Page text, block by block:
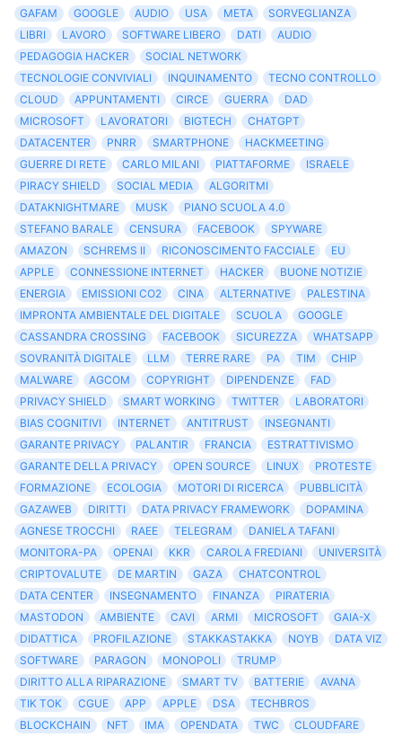
GAFAM GOOGLE AUDIO USA META
SORVEGLIANZA
LIBRI
LAVORO SOFTWARE LIBERO DATI
AUDIO
PEDAGOGIA HACKER
SOCIAL NETWORK
TECNOLOGIE CONVIVIALI
INQUINAMENTO
TECNO CONTROLLO
CLOUD
APPUNTAMENTI CIRCE GUERRA
DAD
MICROSOFT
LAVORATORI BIGTECH
CHATGPT
DATACENTER
PNRR SMARTPHONE
HACKMEETING
GUERRE DI RETE
CARLO MILANI PIATTAFORME
ISRAELE
PIRACY SHIELD
SOCIAL MEDIA
ALGORITMI
DATAKNIGHTMARE
MUSK
PIANO SCUOLA 4.0
STEFANO BARALE
CENSURA FACEBOOK
SPYWARE
AMAZON
SCHREMS II RICONOSCIMENTO FACCIALE
EU
APPLE
CONNESSIONE INTERNET HACKER
BUONE NOTIZIE
ENERGIA
EMISSIONI CO2 CINA ALTERNATIVE
PALESTINA
IMPRONTA AMBIENTALE DEL DIGITALE
SCUOLA
GOOGLE
CASSANDRA CROSSING
FACEBOOK SICUREZZA
WHATSAPP
SOVRANITÀ DIGITALE
LLM TERRE RARE PA TIM
CHIP
MALWARE
AGCOM COPYRIGHT DIPENDENZE
FAD
PRIVACY SHIELD
SMART WORKING TWITTER
LABORATORI
BIAS COGNITIVI
INTERNET ANTITRUST
INSEGNANTI
GARANTE PRIVACY
PALANTIR FRANCIA
ESTRATTIVISMO
GARANTE DELLA PRIVACY
OPEN SOURCE LINUX
PROTESTE
FORMAZIONE
ECOLOGIA MOTORI DI RICERCA
PUBBLICITÀ
GAZAWEB
DIRITTI DATA PRIVACY FRAMEWORK
DOPAMINA
AGNESE TROCCHI
RAEE TELEGRAM
DANIELA TAFANI
MONITORA-PA
OPENAI KKR CAROLA FREDIANI
UNIVERSITÀ
CRIPTOVALUTE
DE MARTIN GAZA
CHATCONTROL
DATA CENTER
INSEGNAMENTO FINANZA
PIRATERIA
MASTODON
AMBIENTE CAVI ARMI MICROSOFT
GAIA-X
DIDATTICA
PROFILAZIONE STAKKASTAKKA NOYB
DATA VIZ
SOFTWARE
PARAGON MONOPOLI
TRUMP
DIRITTO ALLA RIPARAZIONE
SMART TV BATTERIE
AVANA
TIK TOK
CGUE APP APPLE DSA
TECHBROS
BLOCKCHAIN
NFT IMA OPENDATA TWC
CLOUDFARE